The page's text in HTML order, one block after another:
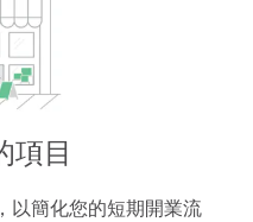
項目
以簡化您的短期開業流